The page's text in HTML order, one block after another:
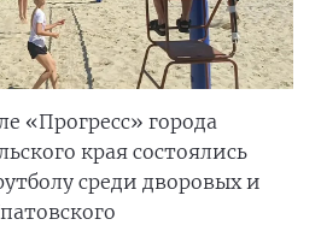
«Прогресс» города
края состоялись
среди дворовых и